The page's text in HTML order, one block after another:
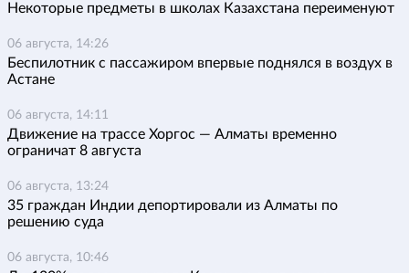
Некоторые предметы в школах Казахстана переименуют
06 августа, 14:26
Беспилотник с пассажиром впервые поднялся в воздух в
Астане
06 августа, 14:11
Движение на трассе Хоргос — Алматы временно
ограничат 8 августа
06 августа, 13:24
35 граждан Индии депортировали из Алматы по
решению суда
06 августа, 10:46